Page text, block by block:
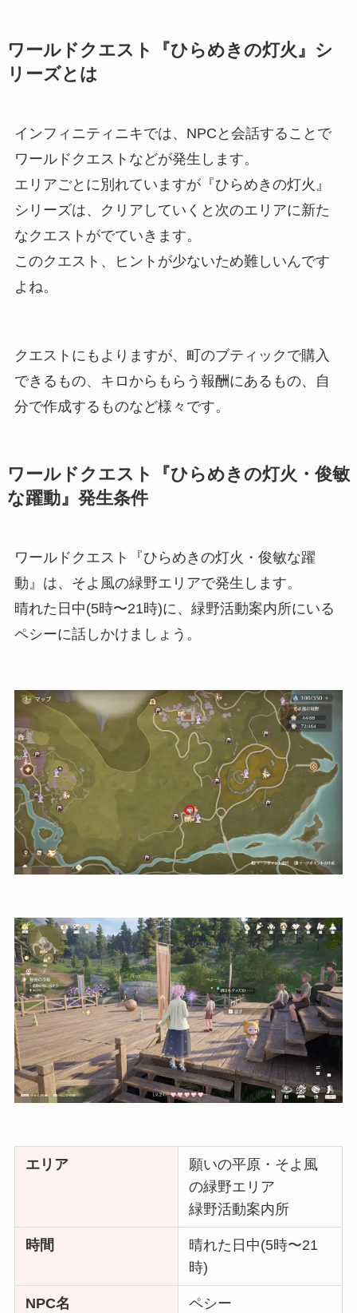
ワールドクエスト『ひらめきの灯火』シ
リーズとは
インフィニティニキでは、NPCと会話することで
ワールドクエストなどが発生します。
エリアごとに別れていますが『ひらめきの灯火』
シリーズは、クリアしていくと次のエリアに新た
なクエストがでていきます。
このクエスト、ヒントが少ないため難しいんです
よね。
クエストにもよりますが、町のブティックで購入
できるもの、キロからもらう報酬にあるもの、自
分で作成するものなど様々です。
ワールドクエスト『ひらめきの灯火・俊敏
な躍動』発生条件
ワールドクエスト『ひらめきの灯火・俊敏な躍
動』は、そよ風の緑野エリアで発生します。
晴れた日中(5時〜21時)に、緑野活動案内所にいる
ペシーに話しかけましょう。
エリア
願いの平原・そよ風
の緑野エリア
緑野活動案内所
時間
晴れた日中(5時〜21
時)
NPC名 ペシー